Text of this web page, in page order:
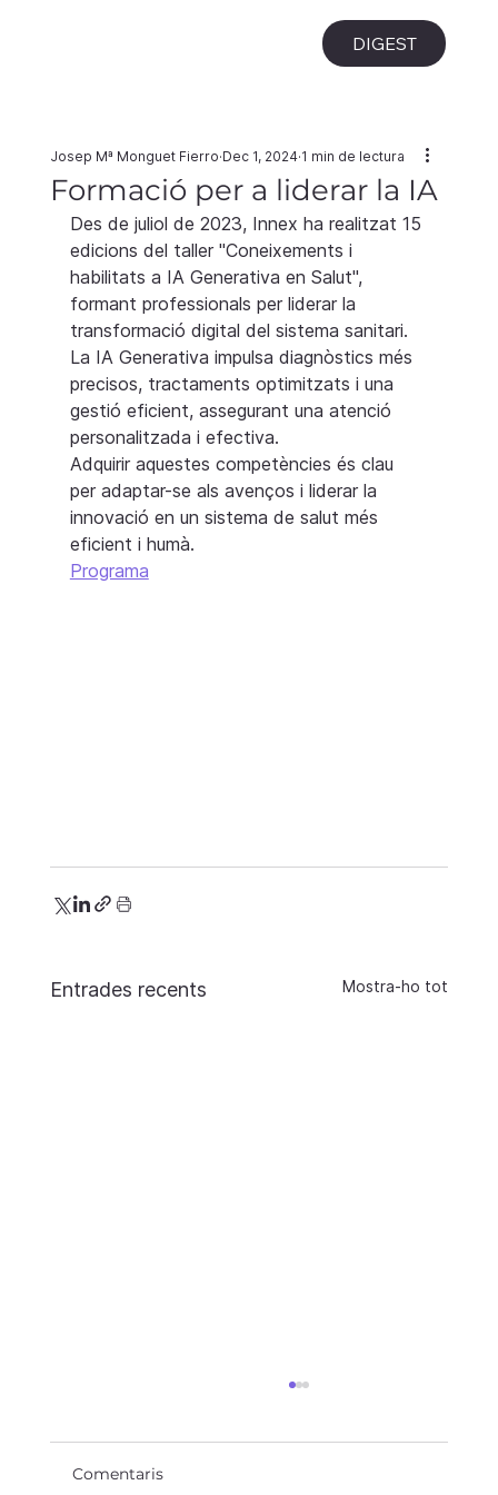
DIGEST
Formació per a liderar la IA
Josep Mª Monguet Fierro Dec 1, 2024 1 min de lectura
Des de juliol de 2023, Innex ha realitzat 15
edicions del taller "Coneixements i
habilitats a IA Generativa en Salut",
formant professionals per liderar la
transformació digital del sistema sanitari.
La IA Generativa impulsa diagnòstics més
precisos, tractaments optimitzats i una
gestió eficient, assegurant una atenció
personalitzada i efectiva.
Adquirir aquestes competències és clau
per adaptar-se als avenços i liderar la
innovació en un sistema de salut més
eficient i humà.
Programa
Entrades recents Mostra-ho tot
Comentaris